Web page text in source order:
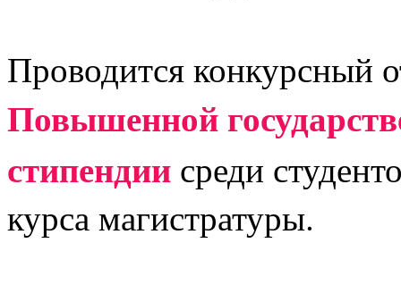
Проводится конкурсный
Повышенной
стипендии среди
курса магистратуры.